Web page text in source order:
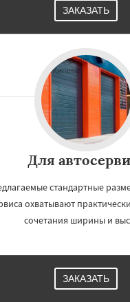
ЗАКАЗАТЬ
Для
стандартные
охватывают
сочетания ширины и
ЗАКАЗАТЬ